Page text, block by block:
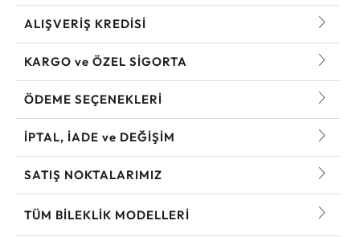
ALIŞVERİŞ KREDİSİ
KARGO ve ÖZEL SİGORTA
ÖDEME SEÇENEKLERİ
İPTAL, İADE ve DEĞİŞİM
SATIŞ NOKTALARIMIZ
TÜM BILEKLIK MODELLERI